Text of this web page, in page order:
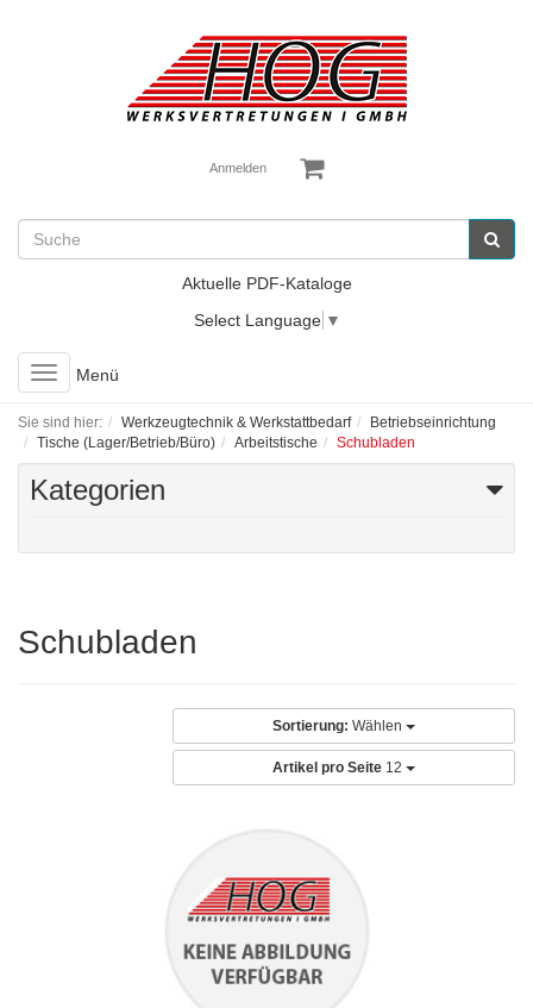
Anmelden
Aktuelle PDF-Kataloge
Select Language ▼
Toggle
navigation
Menü
Sie sind hier: Werkzeugtechnik & Werkstattbedarf
Betriebseinrichtung
Tische (Lager/Betrieb/Büro)
Arbeitstische Schubladen
Kategorien
Schubladen
Sortierung: Wählen
Artikel pro Seite 12